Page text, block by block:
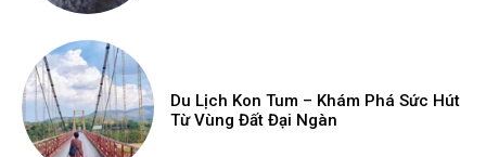
Du Lịch Kon Tum – Khám Phá Sức Hút
Từ Vùng Đất Đại Ngàn